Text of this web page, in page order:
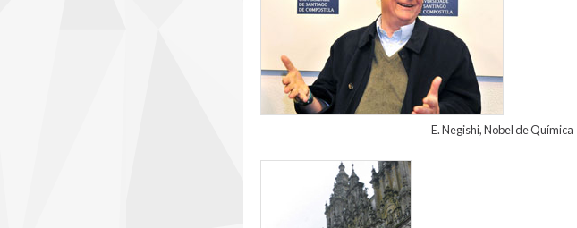
E. Negishi, Nobel de
sheldon.jpg